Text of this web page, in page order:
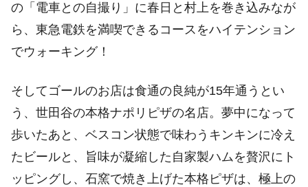
の「電車との自撮り」に春日と村上を巻き込みなが
ら、東急電鉄を満喫できるコースをハイテンション
でウォーキング！
そしてゴールのお店は食通の良純が15年通うとい
う、世田谷の本格ナポリピザの名店。夢中になって
歩いたあと、ベスコン状態で味わうキンキンに冷え
たビールと、旨味が凝縮した自家製ハムを贅沢にト
ッピングし、石窯で焼き上げた本格ピザは、極上の